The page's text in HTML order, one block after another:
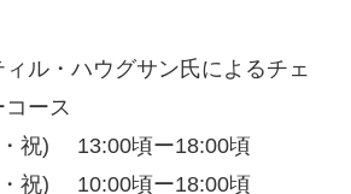
ィル・ハウグサン氏によるチェ
ース
・祝) 13:00頃ー18:00頃
・祝) 10:00頃ー18:00頃